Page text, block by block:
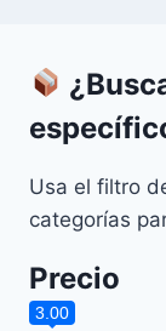
Usa el filtro
categorías
Precio
3.00